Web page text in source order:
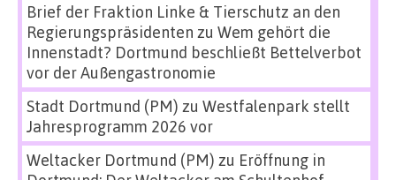
Brief der Fraktion Linke & Tierschutz an den
Regierungspräsidenten zu Wem gehört die
Innenstadt? Dortmund beschließt Bettelverbot
vor der Außengastronomie
Stadt Dortmund (PM) zu Westfalenpark stellt
Jahresprogramm 2026 vor
Weltacker Dortmund (PM) zu Eröffnung in